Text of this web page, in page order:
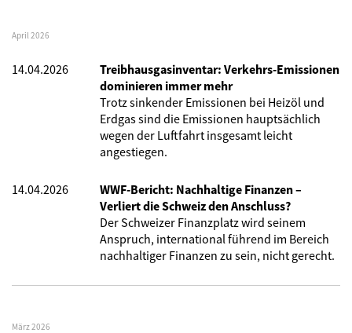
April 2026
14.04.2026
Treibhausgasinventar: Verkehrs-Emissionen
dominieren immer mehr
Trotz sinkender Emissionen bei Heizöl und
Erdgas sind die Emissionen hauptsächlich
wegen der Luftfahrt insgesamt leicht
angestiegen.
14.04.2026
WWF-Bericht: Nachhaltige Finanzen –
Verliert die Schweiz den Anschluss?
Der Schweizer Finanzplatz wird seinem
Anspruch, international führend im Bereich
nachhaltiger Finanzen zu sein, nicht gerecht.
März 2026